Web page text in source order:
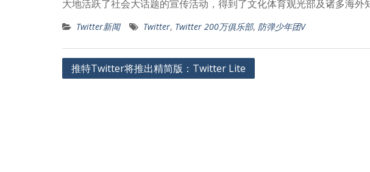
大地活跃了社会大话题的宣传活动，得到了文化体育观光部及诸多海外
Twitter新闻 Twitter, Twitter 200万俱乐部, 防弹少年团V
文推特Twitter将推出精简版：Twitter Lite